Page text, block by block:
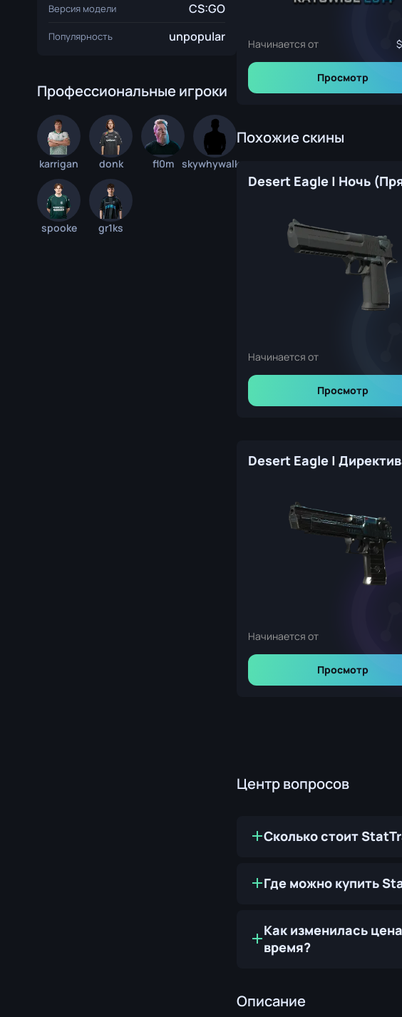
Версия модели CS:GO
Популярность unpopular
Профессиональные игроки
karrigan donk fl0m skywhywalker
spooke gr1ks
Начинается от
Просмотр
Похожие скины
Начинается от
Просмотр
Начинается от
Просмотр
Центр вопросов
Сколько стоит
Где можно купить
Как изменилась
время?
Описание